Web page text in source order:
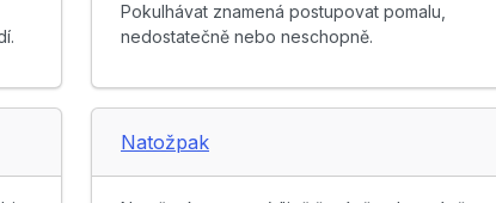
Pokulhávat znamená postupovat pomalu,
nedostatečně nebo neschopně.
Natožpak